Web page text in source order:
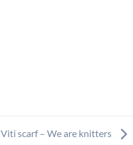
Viti scarf – We are knitters